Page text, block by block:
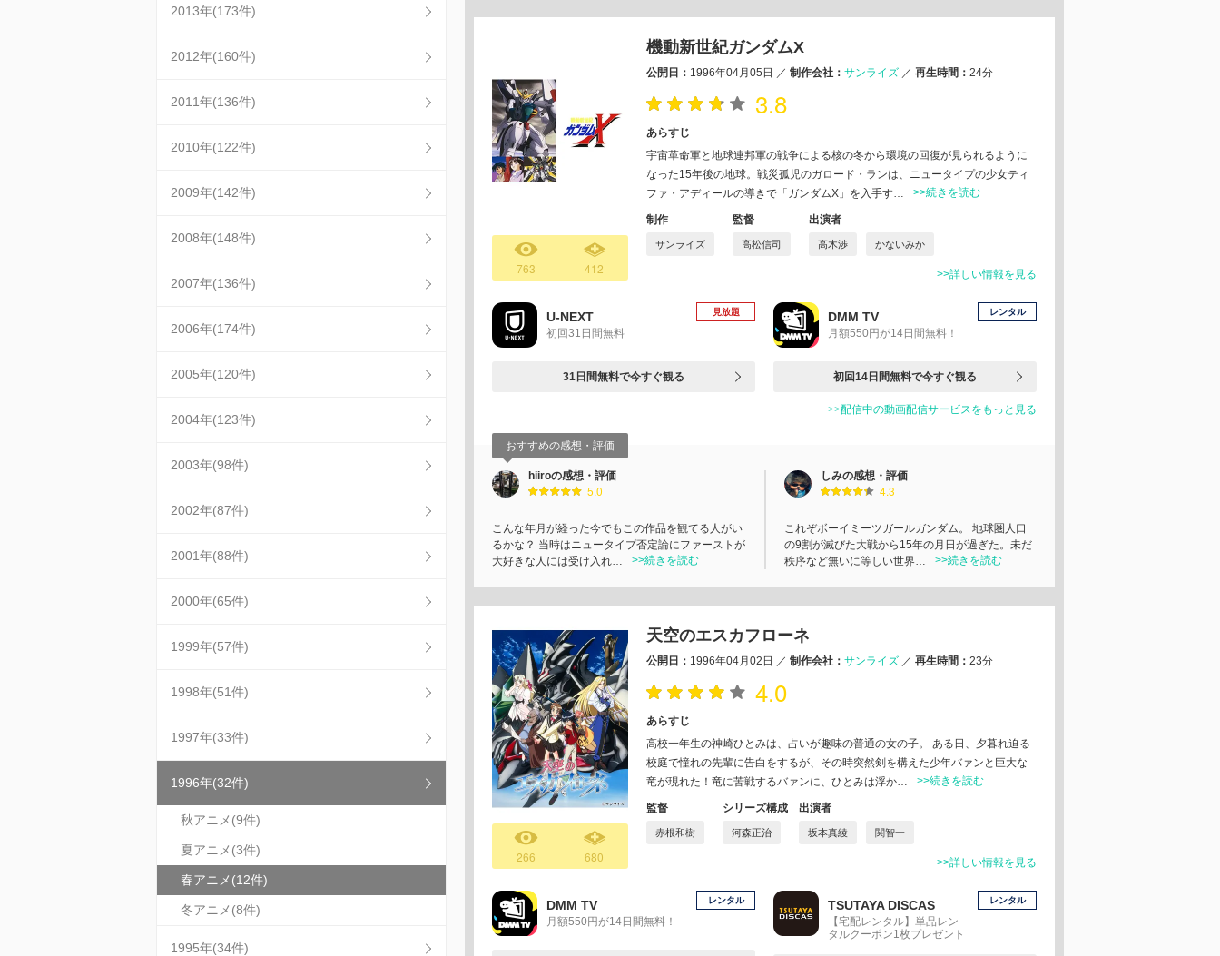
2013年(173件)
2012年(160件)
2011年(136件)
2010年(122件)
2009年(142件)
2008年(148件)
2007年(136件)
2006年(174件)
2005年(120件)
2004年(123件)
2003年(98件)
2002年(87件)
2001年(88件)
2000年(65件)
1999年(57件)
1998年(51件)
1997年(33件)
1996年(32件)
秋アニメ(9件)
夏アニメ(3件)
春アニメ(12件)
冬アニメ(8件)
1995年(34件)
763 412
機動新世紀ガンダムX
公開日： 1996年04月05日 ／ 制作会社： サンライズ ／ 再生時間： 24分
3.8
あらすじ
宇宙革命軍と地球連邦軍の戦争による核の冬から環境の回復が見られるように
なった15年後の地球。戦災孤児のガロード・ランは、ニュータイプの少女ティ
ファ・アディールの導きで「ガンダムX」を入手す…
>>続きを読む
制作
サンライズ
監督
高松信司
出演者
高木渉 かないみか
>>詳しい情報を見る
U-NEXT
初回31日間無料
見放題
31日間無料で今すぐ観る
DMM TV
月額550円が14日間無料！
レンタル
初回14日間無料で今すぐ観る
>>配信中の動画配信サービスをもっと見る
おすすめの感想・評価
hiiroの感想・評価
5.0
こんな年月が経った今でもこの作品を観てる人がい
るかな？ 当時はニュータイプ否定論にファーストが
大好きな人には受け入れ…
>>続きを読む
しみの感想・評価
4.3
これぞボーイミーツガールガンダム。 地球圏人口
の9割が滅びた大戦から15年の月日が過ぎた。未だ
秩序など無いに等しい世界…
>>続きを読む
266 680
天空のエスカフローネ
公開日： 1996年04月02日 ／ 制作会社： サンライズ ／ 再生時間： 23分
4.0
あらすじ
高校一年生の神崎ひとみは、占いが趣味の普通の女の子。 ある日、夕暮れ迫る
校庭で憧れの先輩に告白をするが、その時突然剣を構えた少年バァンと巨大な
竜が現れた！竜に苦戦するバァンに、ひとみは浮か…
>>続きを読む
監督
赤根和樹
シリーズ構成
河森正治
出演者
坂本真綾 関智一
>>詳しい情報を見る
DMM TV
月額550円が14日間無料！
レンタル TSUTAYA DISCAS
【宅配レンタル】単品レン
タルクーポン1枚プレゼント
レンタル